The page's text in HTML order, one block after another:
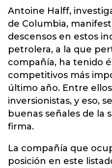
Antoine Halff,
de Columbia,
descensos en estos
petrolera, a la que
compañía, ha tenido
competitivos más
último año. Entre
inversionistas, y eso,
buenas señales de la
firma.
La compañía que
posición en este